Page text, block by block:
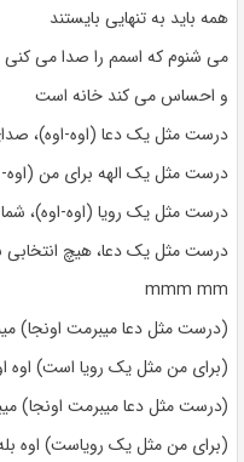
همه باید به تنهایی بایستند
می شنوم که اسمم را صدا می کنی
و احساس می کند خانه است
درست مثل یک دعا (اوه-اوه)،
درست مثل یک الهه برای من
درست مثل یک رویا (اوه-اوه)،
درست مثل یک دعا، هیچ انتخابی
mmm mm
(درست مثل دعا میبرمت اونجا)
(برای من مثل یک رویا است) اوه
(درست مثل دعا میبرمت اونجا)
(برای من مثل یک رویاست) اوه